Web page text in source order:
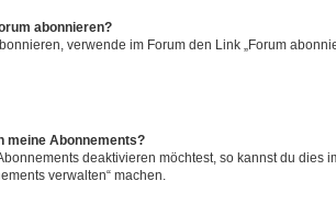
abonnieren?
verwende im Forum den Link „Forum
meine Abonnements?
deaktivieren möchtest, so kannst du dies
verwalten“ machen.